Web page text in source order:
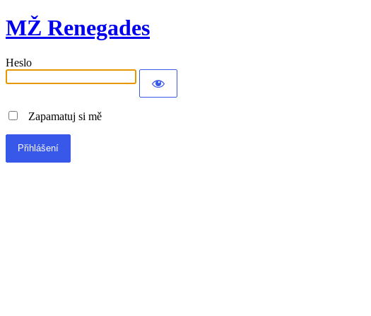
MŽ Renegades
Heslo
Zapamatuj si mě